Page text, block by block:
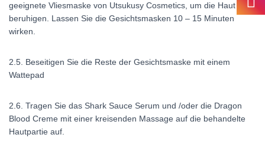
geeignete Vliesmaske von Utsukusy Cosmetics, um die Haut zu
beruhigen. Lassen Sie die Gesichtsmasken 10 – 15 Minuten
wirken.
2.5. Beseitigen Sie die Reste der Gesichtsmaske mit einem
Wattepad
2.6. Tragen Sie das Shark Sauce Serum und /oder die Dragon
Blood Creme mit einer kreisenden Massage auf die behandelte
Hautpartie auf.